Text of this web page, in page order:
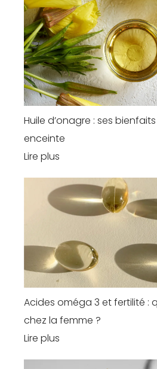
Huile d’onagre : ses
enceinte
Lire plus
Acides oméga 3 et fertilité :
chez la femme ?
Lire plus